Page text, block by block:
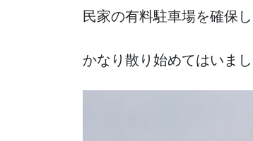
民家の有料駐車場を確保
かなり散り始めてはいま